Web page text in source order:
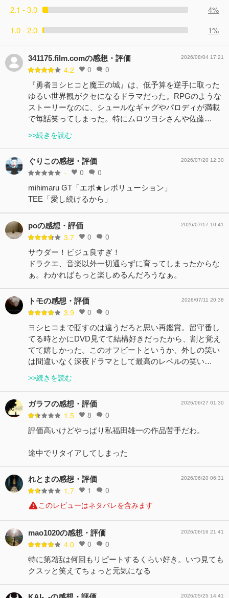
2.1 - 3.0
4%
1.0 - 2.0
1%
341175.film.comの感想・評価
4.2 0 0
2026/08/04 17:21
『勇者ヨシヒコと魔王の城』は、低予算を逆手に取った
ゆるい世界観がクセになるドラマだった。RPGのような
ストーリーなのに、シュールなギャグやパロディが満載
で毎話笑ってしまった。特にムロツヨシさんや佐藤…
>>続きを読む
ぐりこの感想・評価
- 0 0
2026/07/20 12:30
mihimaru GT「エボ★レボリューション」
TEE「愛し続けるから」
poの感想・評価
3.7 0 0
2026/07/17 10:41
サウダー！ビジュ良すぎ！
ドラクエ、音楽以外一切通らずに育ってしまったからな
ぁ。わかればもっと楽しめるんだろうなぁ。
トモの感想・評価
3.9 0 0
2026/07/11 20:38
ヨシヒコまで貶すのは違うだろと思い再鑑賞。留守番し
てる時とかにDVD見てて結構好きだったから、割と覚え
てて嬉しかった。このオフビートというか、外しの笑い
は間違いなく深夜ドラマとして最高のレベルの笑い…
>>続きを読む
ガラフの感想・評価
1.5 8 0
2026/06/27 01:30
評価高いけどやっぱり私福田雄一の作品苦手だわ。
途中でリタイアしてしまった
れとまの感想・評価
1.7 1 0
2026/06/20 06:31
このレビューはネタバレを含みます
mao1020の感想・評価
4.0 0 0
2026/06/16 21:41
特に第2話は何回もリピートするくらい好き。いつ見ても
クスッと笑えてちょっと元気になる
2026/05/25 14:41